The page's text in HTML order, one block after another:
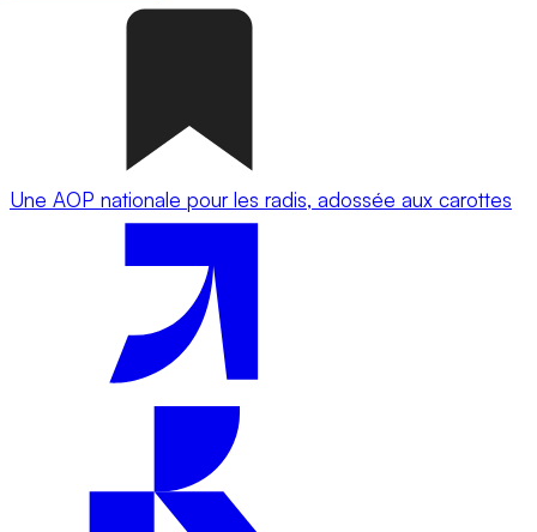
Une AOP nationale pour les radis, adossée aux carottes